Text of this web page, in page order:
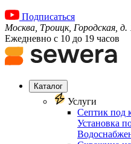
Подписаться
Москва, Троицк, Городская, д.
Ежедневно с 10 до 19 часов
Каталог
Услуги
Септик под
Установка